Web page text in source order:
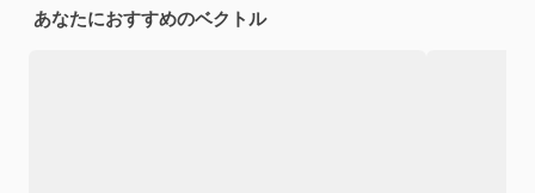
あなたにおすすめのベクトル